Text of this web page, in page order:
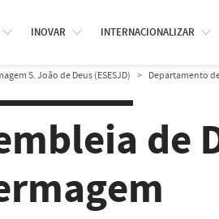
INOVAR INTERNACIONALIZAR
S. João de Deus (ESESJD) Departamento
de